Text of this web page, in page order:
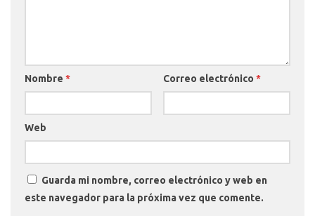
Nombre * Correo electrónico *
Web
Guarda mi nombre, correo electrónico y web en
este navegador para la próxima vez que comente.